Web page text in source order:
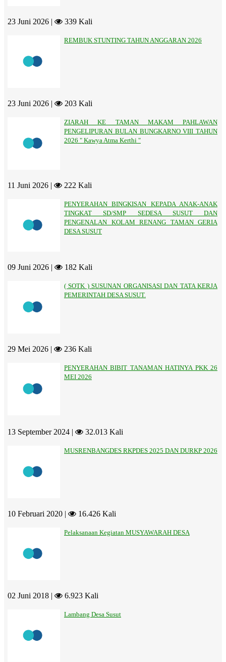
23 Juni 2026 | 339 Kali
REMBUK STUNTING TAHUN ANGGARAN 2026
23 Juni 2026 | 203 Kali
ZIARAH KE TAMAN MAKAM PAHLAWAN
PENGELIPURAN BULAN BUNGKARNO VIII TAHUN
2026 " Kawya Atma Kerthi "
11 Juni 2026 | 222 Kali
PENYERAHAN BINGKISAN KEPADA ANAK-ANAK
TINGKAT SD/SMP SEDESA SUSUT DAN
PENGENALAN KOLAM RENANG TAMAN GERIA
DESA SUSUT
09 Juni 2026 | 182 Kali
( SOTK ) SUSUNAN ORGANISASI DAN TATA KERJA
PEMERINTAH DESA SUSUT.
29 Mei 2026 | 236 Kali
PENYERAHAN BIBIT TANAMAN HATINYA PKK 26
MEI 2026
13 September 2024 | 32.013 Kali
MUSRENBANGDES RKPDES 2025 DAN DURKP 2026
10 Februari 2020 | 16.426 Kali
Pelaksanaan Kegiatan MUSYAWARAH DESA
02 Juni 2018 | 6.923 Kali
Lambang Desa Susut